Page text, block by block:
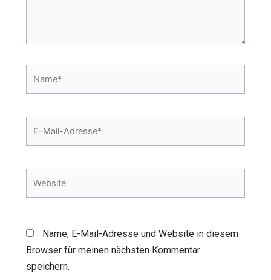
Name, E-Mail-Adresse und Website in diesem
Browser für meinen nächsten Kommentar
speichern.